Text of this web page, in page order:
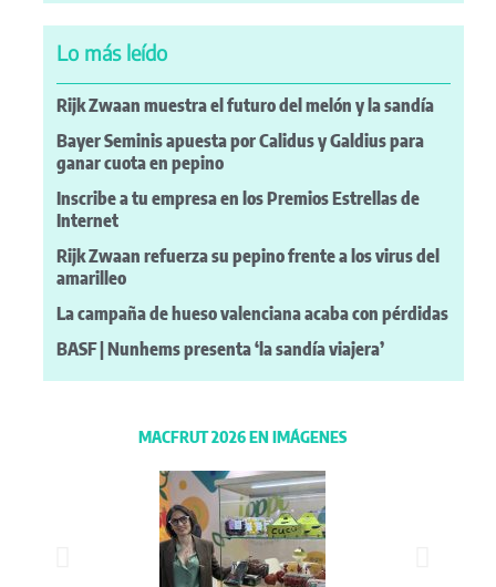
Lo más leído
Rijk Zwaan muestra el futuro del melón y la sandía
Bayer Seminis apuesta por Calidus y Galdius para
ganar cuota en pepino
Inscribe a tu empresa en los Premios Estrellas de
Internet
Rijk Zwaan refuerza su pepino frente a los virus del
amarilleo
La campaña de hueso valenciana acaba con pérdidas
BASF | Nunhems presenta ‘la sandía viajera’
MACFRUT 2026 EN IMÁGENES